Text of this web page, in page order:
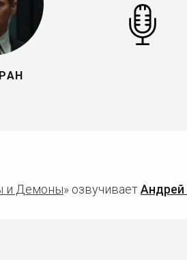
и Демоны» озвучиваетАндрей